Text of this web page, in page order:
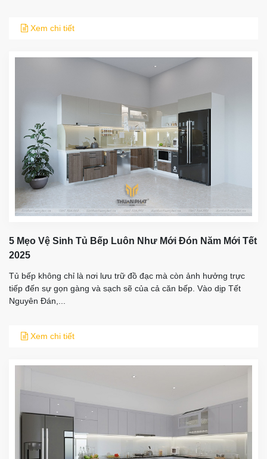
Xem chi tiết
5 Mẹo Vệ Sinh Tủ Bếp Luôn Như Mới Đón Năm Mới Tết
2025
Tủ bếp không chỉ là nơi lưu trữ đồ đạc mà còn ảnh hưởng trực
tiếp đến sự gọn gàng và sạch sẽ của cả căn bếp. Vào dịp Tết
Nguyên Đán,...
Xem chi tiết